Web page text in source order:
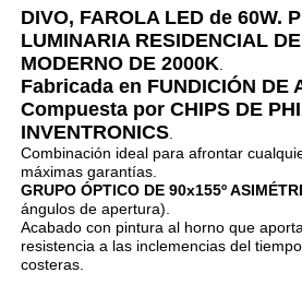
DIVO, FAROLA LED de 60W.
LUMINARIA RESIDENCIAL
MODERNO DE 2000K
Fabricada en FUNDICIÓN DE
Compuesta por CHIPS DE
INVENTRONICS
Combinación ideal para afrontar
máximas garantías.
GRUPO ÓPTICO DE 90x155º
ángulos de apertura).
Acabado con pintura al horno que
resistencia a las inclemencias del
costeras.